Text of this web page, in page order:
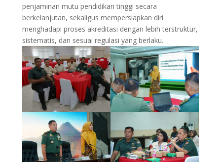
penjaminan mutu pendidikan tinggi secara
berkelanjutan, sekaligus mempersiapkan diri
menghadapi proses akreditasi dengan lebih terstruktur,
sistematis, dan sesuai regulasi yang berlaku.